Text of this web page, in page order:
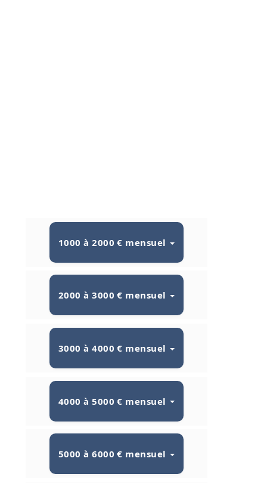
1000 à 2000 € mensuel
2000 à 3000 € mensuel
3000 à 4000 € mensuel
4000 à 5000 € mensuel
5000 à 6000 € mensuel